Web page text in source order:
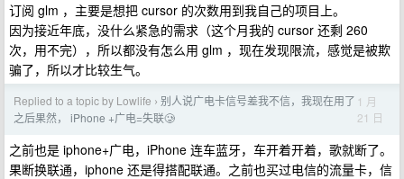
订阅 glm ，主要是想把 cursor 的次数用到我自己的项目上。
因为接近年底，没什么紧急的需求（这个月我的 cursor 还剩 260
次，用不完），所以都没有怎么用 glm ，现在发现限流，感觉是被欺
骗了，所以才比较生气。
Replied to a topic by Lowlife › 别人说广电卡信号差我不信，我现在用了
之后果然， iPhone +广电=失联🥲
1 月
21 日
之前也是 iphone+广电，iPhone 连车蓝牙，车开着开着，歌就断了。
果断换联通，iphone 还是得搭配联通。之前也买过电信的流量卡，信